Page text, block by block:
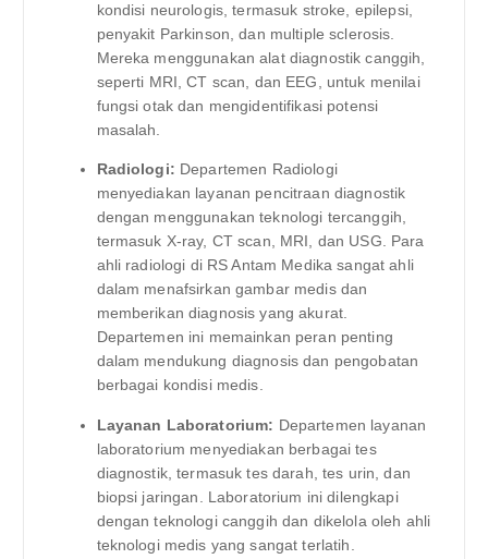
kondisi neurologis, termasuk stroke, epilepsi,
penyakit Parkinson, dan multiple sclerosis.
Mereka menggunakan alat diagnostik canggih,
seperti MRI, CT scan, dan EEG, untuk menilai
fungsi otak dan mengidentifikasi potensi
masalah.
Radiologi: Departemen Radiologi
menyediakan layanan pencitraan diagnostik
dengan menggunakan teknologi tercanggih,
termasuk X-ray, CT scan, MRI, dan USG. Para
ahli radiologi di RS Antam Medika sangat ahli
dalam menafsirkan gambar medis dan
memberikan diagnosis yang akurat.
Departemen ini memainkan peran penting
dalam mendukung diagnosis dan pengobatan
berbagai kondisi medis.
Layanan Laboratorium: Departemen layanan
laboratorium menyediakan berbagai tes
diagnostik, termasuk tes darah, tes urin, dan
biopsi jaringan. Laboratorium ini dilengkapi
dengan teknologi canggih dan dikelola oleh ahli
teknologi medis yang sangat terlatih.